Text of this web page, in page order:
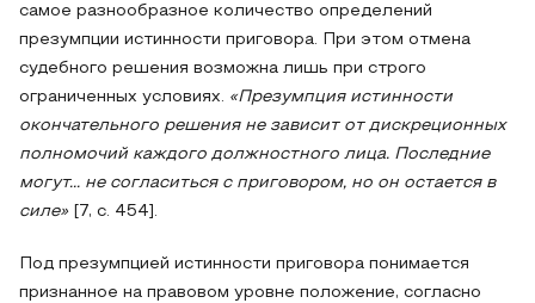
самое разнообразное количество определений
презумпции истинности приговора. При этом отмена
судебного решения возможна лишь при строго
ограниченных условиях. «Презумпция истинности
окончательного решения не зависит от дискреционных
полномочий каждого должностного лица. Последние
могут... не согласиться с приговором, но он остается в
силе»
[7, с. 454].
Под презумпцией истинности приговора понимается
признанное на правовом уровне положение, согласно